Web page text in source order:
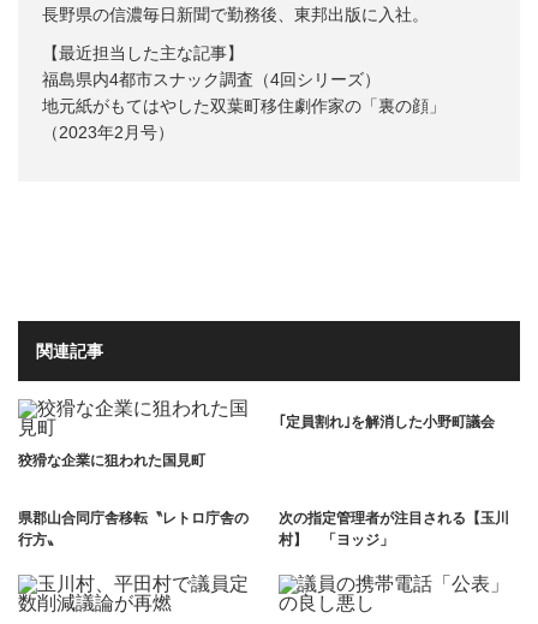
長野県の信濃毎日新聞で勤務後、東邦出版に入社。
【最近担当した主な記事】
福島県内4都市スナック調査（4回シリーズ）
地元紙がもてはやした双葉町移住劇作家の「裏の顔」
（2023年2月号）
関連記事
狡猾な企業に狙われた国見町
｢定員割れ｣を解消した小野町議会
県郡山合同庁舎移転〝レトロ庁舎の
行方〟
次の指定管理者が注目される【玉川
村】 「ヨッジ」